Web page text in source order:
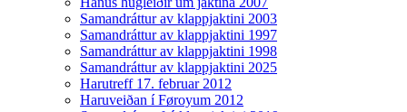
Samandráttur av klappjaktini 2003
Samandráttur av klappjaktini 1997
Samandráttur av klappjaktini 1998
Samandráttur av klappjaktini 2025
Harutreff 17. februar 2012
Haruveiðan í Føroyum 2012